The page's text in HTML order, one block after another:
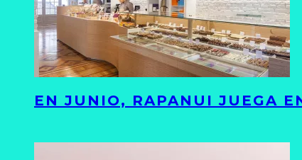
EN JUNIO, RAPANUI JUEGA